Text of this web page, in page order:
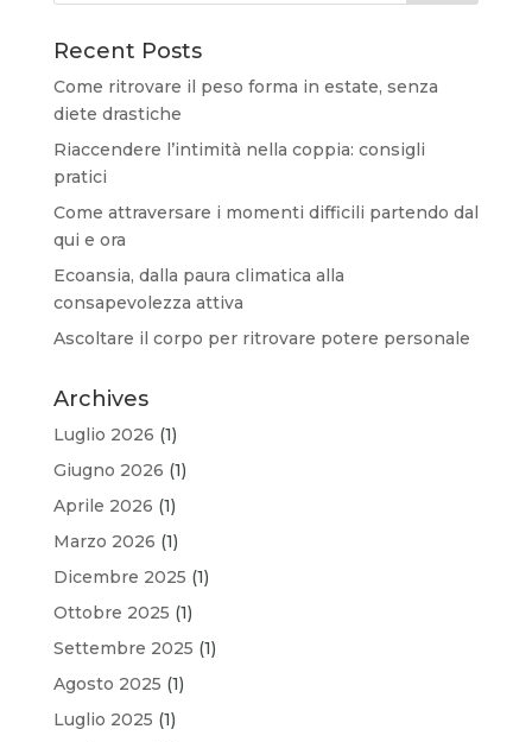
Recent Posts
Come ritrovare il peso forma in estate, senza
diete drastiche
Riaccendere l’intimità nella coppia: consigli
pratici
Come attraversare i momenti difficili partendo dal
qui e ora
Ecoansia, dalla paura climatica alla
consapevolezza attiva
Ascoltare il corpo per ritrovare potere personale
Archives
Luglio 2026 (1)
Giugno 2026 (1)
Aprile 2026 (1)
Marzo 2026 (1)
Dicembre 2025 (1)
Ottobre 2025 (1)
Settembre 2025 (1)
Agosto 2025 (1)
Luglio 2025 (1)